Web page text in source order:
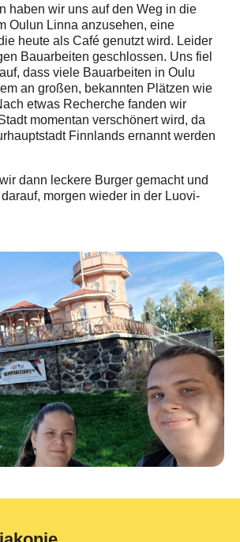
haben wir uns auf den Weg in die
Oulun Linna anzusehen, eine
heute als Café genutzt wird. Leider
Bauarbeiten geschlossen. Uns fiel
dass viele Bauarbeiten in Oulu
an großen, bekannten Plätzen wie
etwas Recherche fanden wir
momentan verschönert wird, da
Finnlands ernannt werden
dann leckere Burger gemacht und
morgen wieder in der Luovi-